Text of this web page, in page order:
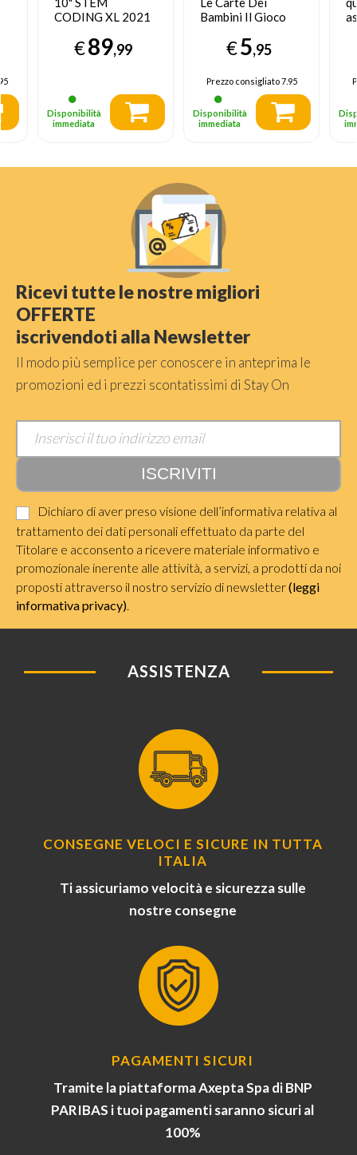
CODING XL 2021
€89,99
Disponibilità
immediata
Bambini Il Gioco
€5,95
Prezzo consigliato7.95
Disponibilità
immediata
Ricevi tutte le nostre migliori
OFFERTE
iscrivendoti alla Newsletter
Il modo più semplice per conoscere in anteprima le
promozioni ed i prezzi scontatissimi di Stay On
Dichiaro di aver preso visione dell’informativa relativa al
trattamento dei dati personali effettuato da parte del
Titolare e acconsento a ricevere materiale informativo e
promozionale inerente alle attività, a servizi, a prodotti da noi
proposti attraverso il nostro servizio di newsletter(leggi
informativa privacy)
ASSISTENZA
CONSEGNE VELOCI E SICURE IN TUTTA
ITALIA
Ti assicuriamo velocità e sicurezza sulle
nostre consegne
PAGAMENTI SICURI
Tramite la piattaforma Axepta Spa di BNP
PARIBAS i tuoi pagamenti saranno sicuri al
100%